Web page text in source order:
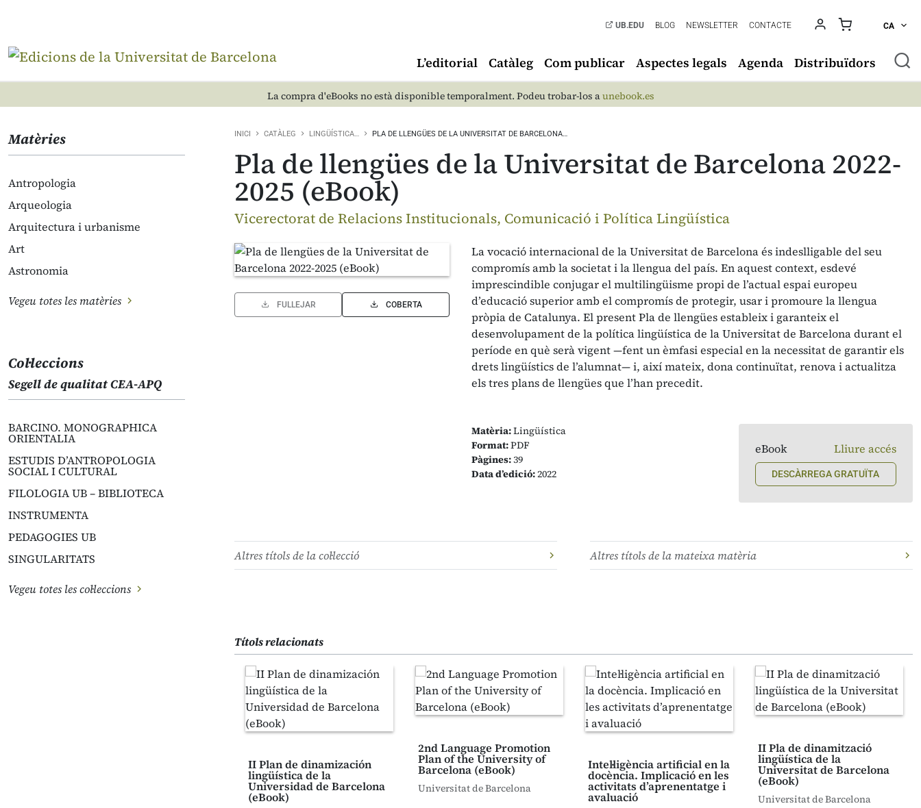
UB.EDU BLOG NEWSLETTER CONTACTE CA
L’editorial Catàleg Com publicar Aspectes legals Agenda Distribuïdors
La compra d'eBooks no està disponible temporalment. Podeu trobar-los aunebook.es
Matèries
Antropologia
Arqueologia
Arquitectura i urbanisme
Art
Astronomia
Vegeu totes les matèries
Col·leccions
Segell de qualitat CEA-APQ
BARCINO. MONOGRAPHICA
ORIENTALIA
ESTUDIS D’ANTROPOLOGIA
SOCIAL I CULTURAL
FILOLOGIA UB – BIBLIOTECA
INSTRUMENTA
PEDAGOGIES UB
SINGULARITATS
Vegeu totes les col·leccions
INICI CATÀLEG LINGÜÍSTICA… PLA DE LLENGÜES DE LA UNIVERSITAT DE BARCELONA…
Pla de llengües de la Universitat de Barcelona 2022-
2025 (eBook)
Vicerectorat de Relacions Institucionals, Comunicació i Política Lingüística
FULLEJAR COBERTA
La vocació internacional de la Universitat de Barcelona és indeslligable del seu
compromís amb la societat i la llengua del país. En aquest context, esdevé
imprescindible conjugar el multilingüisme propi de l’actual espai europeu
d’educació superior amb el compromís de protegir, usar i promoure la llengua
pròpia de Catalunya. El present Pla de llengües estableix i garanteix el
desenvolupament de la política lingüística de la Universitat de Barcelona durant el
període en què serà vigent —fent un èmfasi especial en la necessitat de garantir els
drets lingüístics de l’alumnat— i, així mateix, dona continuïtat, renova i actualitza
els tres plans de llengües que l’han precedit.
Matèria:Lingüística
Format:PDF
Pàgines:39
Data d’edició:2022
eBook Lliure accés
DESCÀRREGA GRATUÏTA
Altres títols de la col·lecció Altres títols de la mateixa matèria
Títols relacionats
II Plan de dinamización
lingüística de la
Universidad de Barcelona
(eBook)
2nd Language Promotion
Plan of the University of
Barcelona (eBook)
Universitat de Barcelona
Intel·ligència artificial en la
docència. Implicació en les
activitats d’aprenentatge i
avaluació
II Pla de dinamització
lingüística de la
Universitat de Barcelona
(eBook)
Universitat de Barcelona